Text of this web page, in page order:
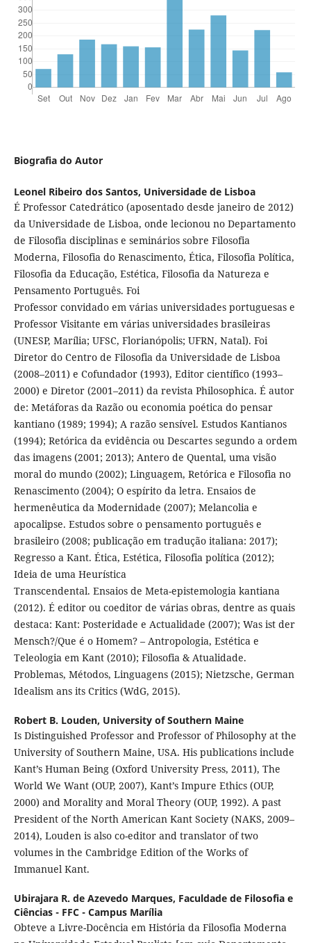
Biografia do Autor
Leonel Ribeiro dos Santos, Universidade de Lisboa
É Professor Catedrático (aposentado desde janeiro de 2012)
da Universidade de Lisboa, onde lecionou no Departamento
de Filosofia disciplinas e seminários sobre Filosofia
Moderna, Filosofia do Renascimento, Ética, Filosofia Política,
Filosofia da Educação, Estética, Filosofia da Natureza e
Pensamento Português. Foi
Professor convidado em várias universidades portuguesas e
Professor Visitante em várias universidades brasileiras
(UNESP, Marília; UFSC, Florianópolis; UFRN, Natal). Foi
Diretor do Centro de Filosofia da Universidade de Lisboa
(2008–2011) e Cofundador (1993), Editor científico (1993–
2000) e Diretor (2001–2011) da revista Philosophica. É autor
de: Metáforas da Razão ou economia poética do pensar
kantiano (1989; 1994); A razão sensível. Estudos Kantianos
(1994); Retórica da evidência ou Descartes segundo a ordem
das imagens (2001; 2013); Antero de Quental, uma visão
moral do mundo (2002); Linguagem, Retórica e Filosofia no
Renascimento (2004); O espírito da letra. Ensaios de
hermenêutica da Modernidade (2007); Melancolia e
apocalipse. Estudos sobre o pensamento português e
brasileiro (2008; publicação em tradução italiana: 2017);
Regresso a Kant. Ética, Estética, Filosofia política (2012);
Ideia de uma Heurística
Transcendental. Ensaios de Meta-epistemologia kantiana
(2012). É editor ou coeditor de várias obras, dentre as quais
destaca: Kant: Posteridade e Actualidade (2007); Was ist der
Mensch?/Que é o Homem? – Antropologia, Estética e
Teleologia em Kant (2010); Filosofia & Atualidade.
Problemas, Métodos, Linguagens (2015); Nietzsche, German
Idealism ans its Critics (WdG, 2015).
Robert B. Louden, University of Southern Maine
Is Distinguished Professor and Professor of Philosophy at the
University of Southern Maine, USA. His publications include
Kant’s Human Being (Oxford University Press, 2011), The
World We Want (OUP, 2007), Kant’s Impure Ethics (OUP,
2000) and Morality and Moral Theory (OUP, 1992). A past
President of the North American Kant Society (NAKS, 2009–
2014), Louden is also co-editor and translator of two
volumes in the Cambridge Edition of the Works of
Immanuel Kant.
Ubirajara R. de Azevedo Marques, Faculdade de Filosofia e
Ciências - FFC - Campus Marília
Obteve a Livre-Docência em História da Filosofia Moderna